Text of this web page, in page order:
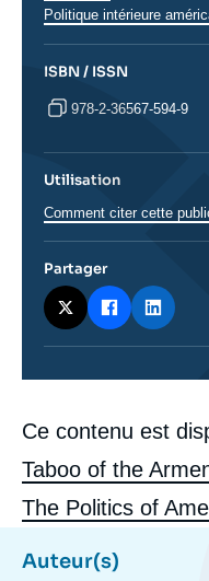
Corps
analyses
Ce contenu est
Taboo of the
The Politics of
Politique intérieure
ISBN / ISSN
978-2-36567-594-9
Utilisation
Comment citer cette
Partager
Auteur(s)